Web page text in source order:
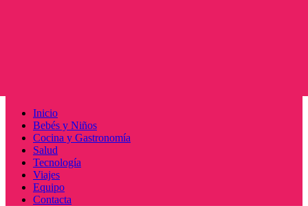
Menú
principal
Inicio
Bebés y Niños
Cocina y Gastronomía
Salud
Tecnología
Viajes
Equipo
Contacta